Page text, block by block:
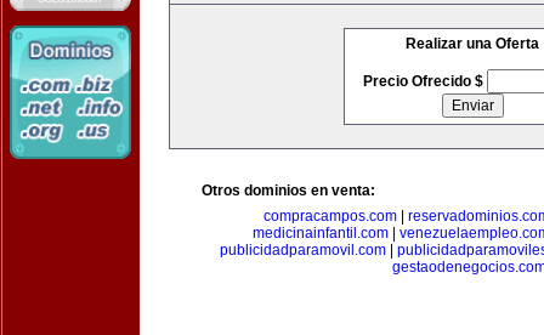
Realizar una Oferta
Precio Ofrecido $
Otros dominios en venta:
compracampos.com
medicinainfantil.com|
publicidadparamovil.com